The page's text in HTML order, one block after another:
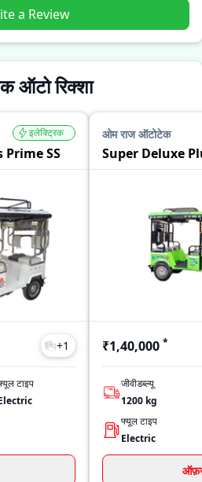
a Review
ऑटो रिक्शा
SS
इलेक्ट्रिक
+1
टाइप
ओम राज ऑटोटेक
Super Deluxe
₹1,40,000 *
जीवीडब्ल्यू
1200 kg
फ्यूल टाइप
Electric